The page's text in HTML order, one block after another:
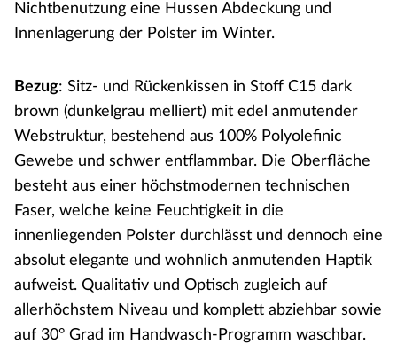
Nichtbenutzung eine Hussen Abdeckung und
Innenlagerung der Polster im Winter.
Bezug: Sitz- und Rückenkissen in Stoff C15 dark
brown (dunkelgrau melliert) mit edel anmutender
Webstruktur, bestehend aus 100% Polyolefinic
Gewebe und schwer entflammbar. Die Oberfläche
besteht aus einer höchstmodernen technischen
Faser, welche keine Feuchtigkeit in die
innenliegenden Polster durchlässt und dennoch eine
absolut elegante und wohnlich anmutenden Haptik
aufweist. Qualitativ und Optisch zugleich auf
allerhöchstem Niveau und komplett abziehbar sowie
auf 30° Grad im Handwasch-Programm waschbar.